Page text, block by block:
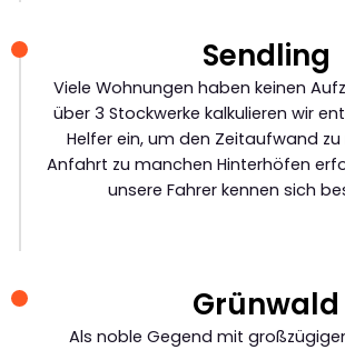
Sendling
Viele Wohnungen haben keinen
über 3 Stockwerke kalkulieren wir
Helfer ein, um den Zeitaufwand zu
Anfahrt zu manchen Hinterhöfen
unsere Fahrer kennen sich
Grünwald
Als noble Gegend mit